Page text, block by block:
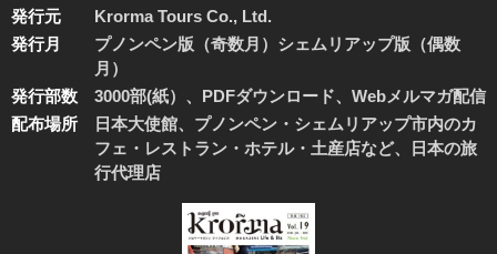
発行元
Krorma Tours Co., Ltd.
発行月
プノンペン版（奇数月）シェムリアップ版（偶数
月）
発行部数
3000部(紙）、PDFダウンロード、Webメルマガ配信
配布場所
日本大使館、プノンペン・シェムリアップ市内のカ
フェ・レストラン・ホテル・土産店など、日本の旅
行代理店